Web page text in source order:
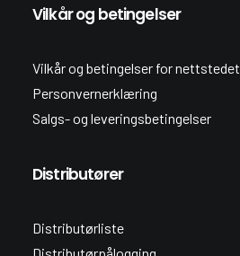
Vilkår og betingelser
Vilkår og betingelser for nettstedet
Personvernerklæring
Salgs- og leveringsbetingelser
Distributører
Distributørliste